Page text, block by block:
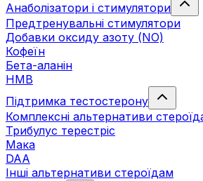
Анаболізатори і стимулятори
Предтренувальні стимулятори
Добавки оксиду азоту (NO)
Кофеїн
Бета-аланін
HMB
Підтримка тестостерону
Комплексні альтернативи
Трибулус терестріс
Мака
DAA
Інші альтернативи стероїдам